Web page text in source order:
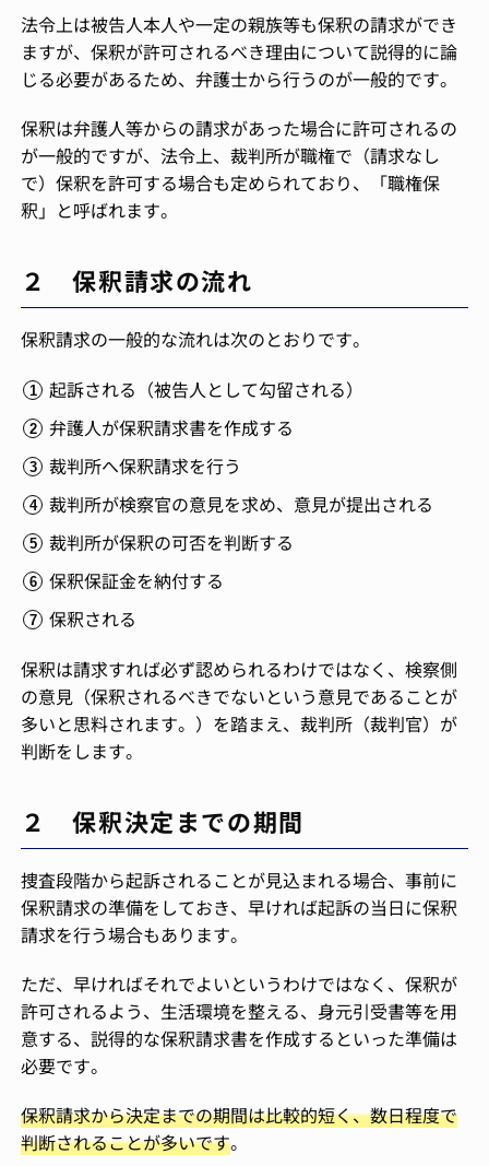
法令上は被告人本人や一定の親族等も保釈の請求ができ
ますが、保釈が許可されるべき理由について説得的に論
じる必要があるため、弁護士から行うのが一般的です。
保釈は弁護人等からの請求があった場合に許可されるの
が一般的ですが、法令上、裁判所が職権で（請求なし
で）保釈を許可する場合も定められており、「職権保
釈」と呼ばれます。
２ 保釈請求の流れ
保釈請求の一般的な流れは次のとおりです。
起訴される（被告人として勾留される）
弁護人が保釈請求書を作成する
裁判所へ保釈請求を行う
裁判所が検察官の意見を求め、意見が提出される
裁判所が保釈の可否を判断する
保釈保証金を納付する
保釈される
保釈は請求すれば必ず認められるわけではなく、検察側
の意見（保釈されるべきでないという意見であることが
多いと思料されます。）を踏まえ、裁判所（裁判官）が
判断をします。
２ 保釈決定までの期間
捜査段階から起訴されることが見込まれる場合、事前に
保釈請求の準備をしておき、早ければ起訴の当日に保釈
請求を行う場合もあります。
ただ、早ければそれでよいというわけではなく、保釈が
許可されるよう、生活環境を整える、身元引受書等を用
意する、説得的な保釈請求書を作成するといった準備は
必要です。
保釈請求から決定までの期間は比較的短く、数日程度で
判断されることが多いです。